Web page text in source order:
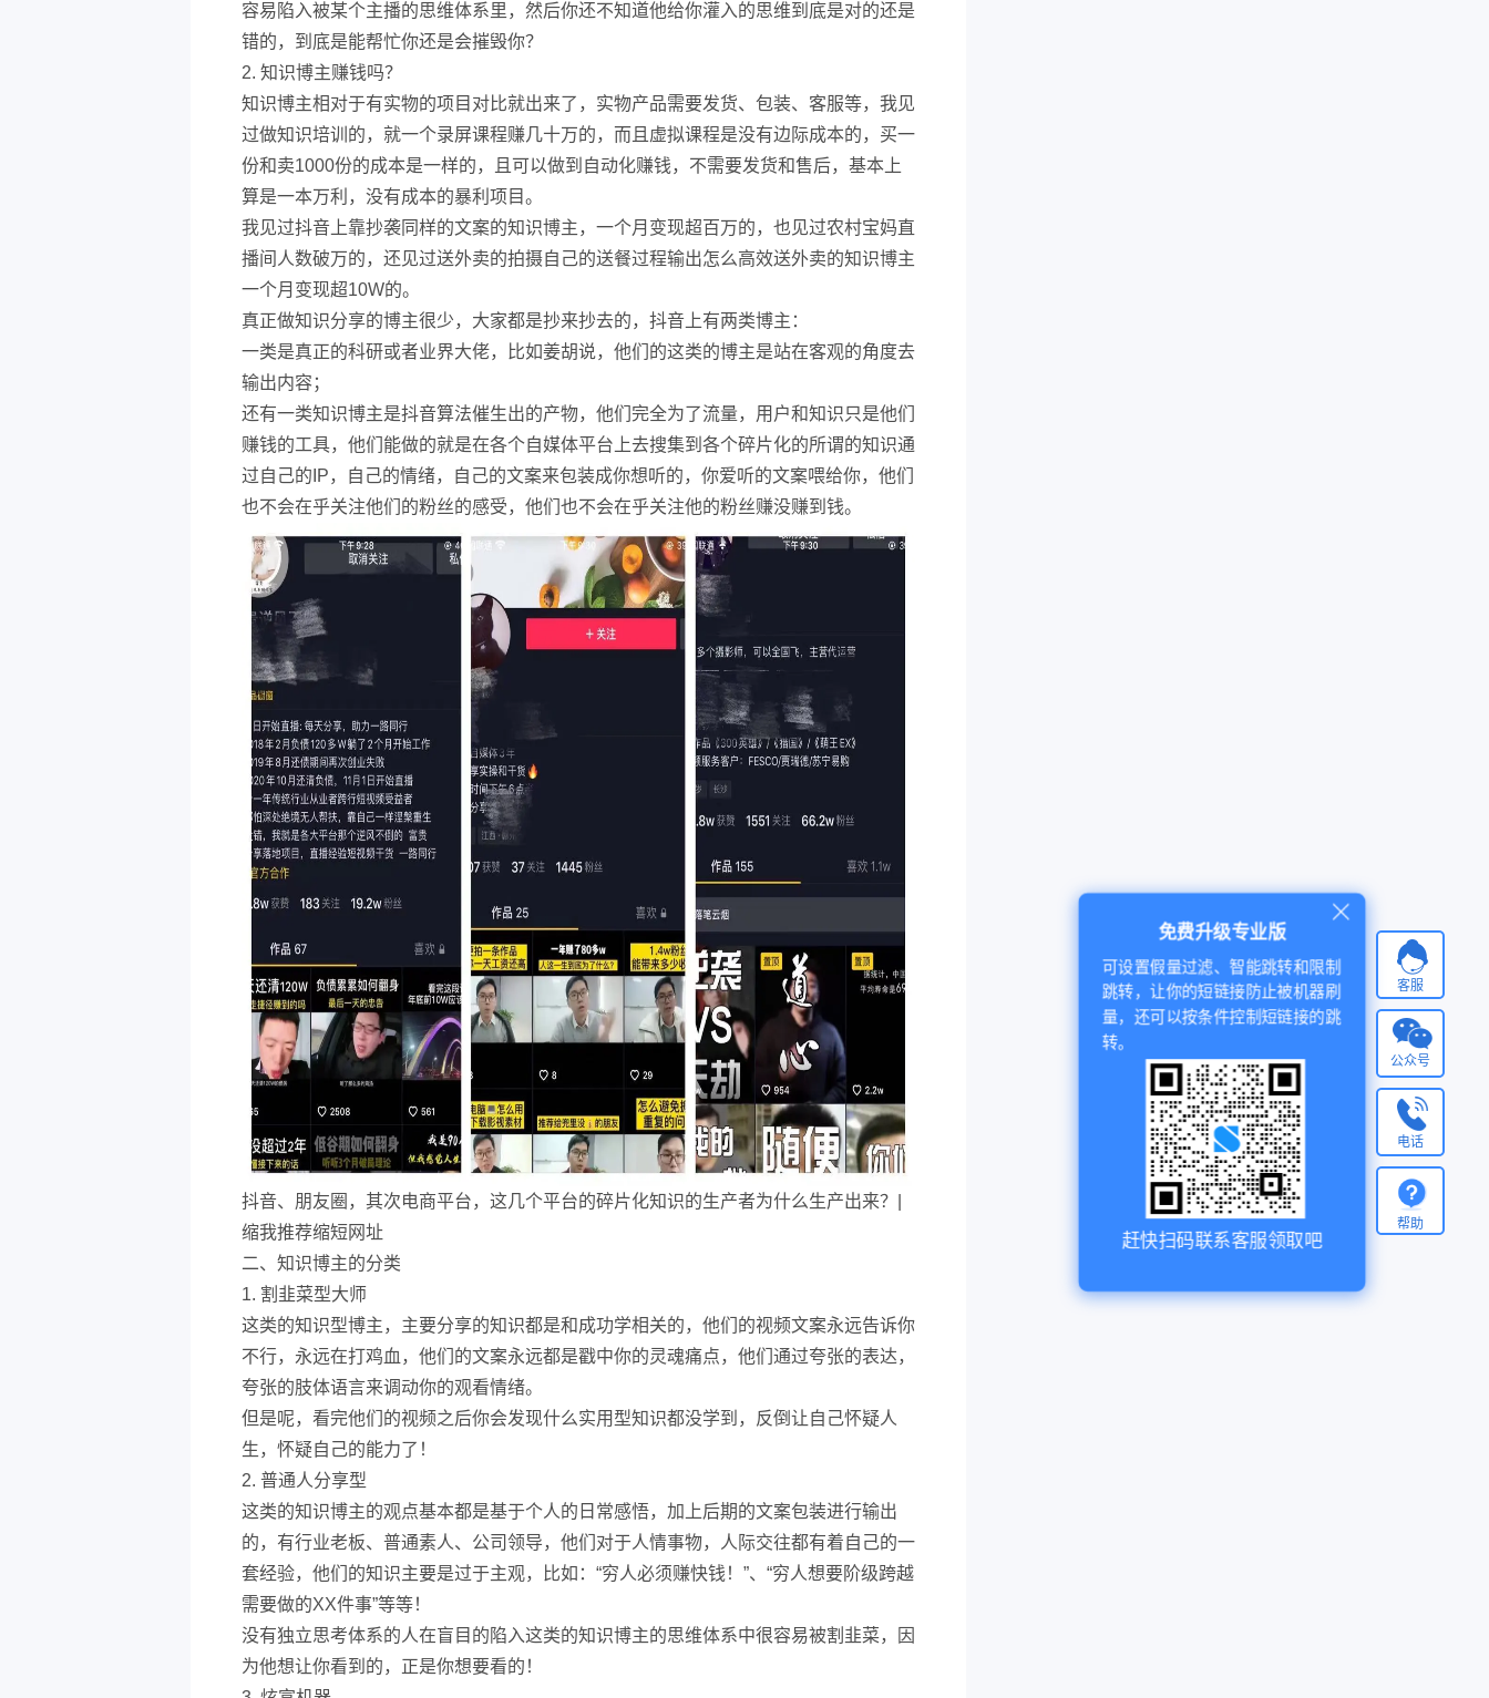
容易陷入被某个主播的思维体系里，然后你还不知道他给你灌入的思维到底是对的还是
错的，到底是能帮忙你还是会摧毁你？
2. 知识博主赚钱吗？
知识博主相对于有实物的项目对比就出来了，实物产品需要发货、包装、客服等，我见
过做知识培训的，就一个录屏课程赚几十万的，而且虚拟课程是没有边际成本的，买一
份和卖1000份的成本是一样的，且可以做到自动化赚钱，不需要发货和售后，基本上
算是一本万利，没有成本的暴利项目。
我见过抖音上靠抄袭同样的文案的知识博主，一个月变现超百万的，也见过农村宝妈直
播间人数破万的，还见过送外卖的拍摄自己的送餐过程输出怎么高效送外卖的知识博主
一个月变现超10W的。
真正做知识分享的博主很少，大家都是抄来抄去的，抖音上有两类博主：
一类是真正的科研或者业界大佬，比如姜胡说，他们的这类的博主是站在客观的角度去
输出内容；
还有一类知识博主是抖音算法催生出的产物，他们完全为了流量，用户和知识只是他们
赚钱的工具，他们能做的就是在各个自媒体平台上去搜集到各个碎片化的所谓的知识通
过自己的IP，自己的情绪，自己的文案来包装成你想听的，你爱听的文案喂给你，他们
也不会在乎关注他们的粉丝的感受，他们也不会在乎关注他的粉丝赚没赚到钱。
抖音、朋友圈，其次电商平台，这几个平台的碎片化知识的生产者为什么生产出来？|
缩我推荐缩短网址
二、知识博主的分类
1. 割韭菜型大师
这类的知识型博主，主要分享的知识都是和成功学相关的，他们的视频文案永远告诉你
不行，永远在打鸡血，他们的文案永远都是戳中你的灵魂痛点，他们通过夸张的表达，
夸张的肢体语言来调动你的观看情绪。
但是呢，看完他们的视频之后你会发现什么实用型知识都没学到，反倒让自己怀疑人
生，怀疑自己的能力了！
2. 普通人分享型
这类的知识博主的观点基本都是基于个人的日常感悟，加上后期的文案包装进行输出
的，有行业老板、普通素人、公司领导，他们对于人情事物，人际交往都有着自己的一
套经验，他们的知识主要是过于主观，比如：“穷人必须赚快钱！”、“穷人想要阶级跨越
需要做的XX件事”等等！
没有独立思考体系的人在盲目的陷入这类的知识博主的思维体系中很容易被割韭菜，因
为他想让你看到的，正是你想要看的！
客服
免费升级专业版
可设置假量过滤、智能跳转和限制
跳转，让你的短链接防止被机器刷
量，还可以按条件控制短链接的跳
转。
赶快扫码联系客服领取吧
公众号
电话
帮助